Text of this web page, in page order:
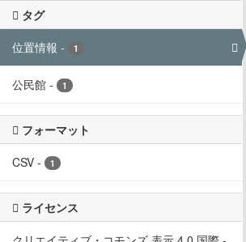
タグ
位置情報 - 1
公民館 - 1
フォーマット
CSV - 1
ライセンス